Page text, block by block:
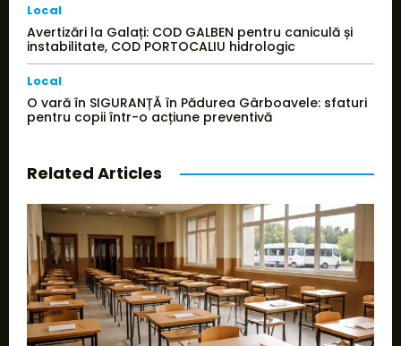
Local
Avertizări la Galați: COD GALBEN pentru caniculă și
instabilitate, COD PORTOCALIU hidrologic
Local
O vară în SIGURANȚĂ în Pădurea Gârboavele: sfaturi
pentru copii într-o acțiune preventivă
Related Articles